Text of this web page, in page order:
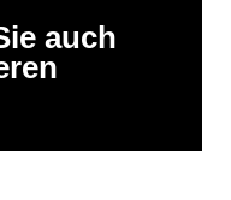
auch